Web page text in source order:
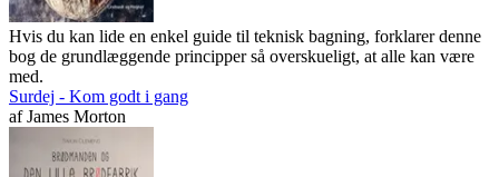
Hvis du kan lide en enkel guide til teknisk bagning, forklarer denne
bog de grundlæggende principper så overskueligt, at alle kan være
med.
Surdej - Kom godt i gang
afJames Morton